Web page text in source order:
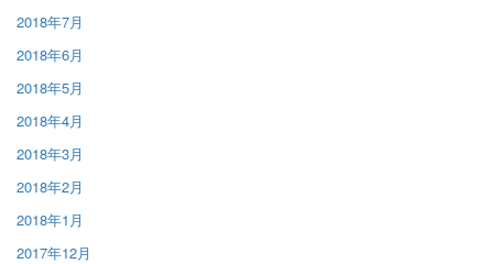
2018年7月
2018年6月
2018年5月
2018年4月
2018年3月
2018年2月
2018年1月
2017年12月